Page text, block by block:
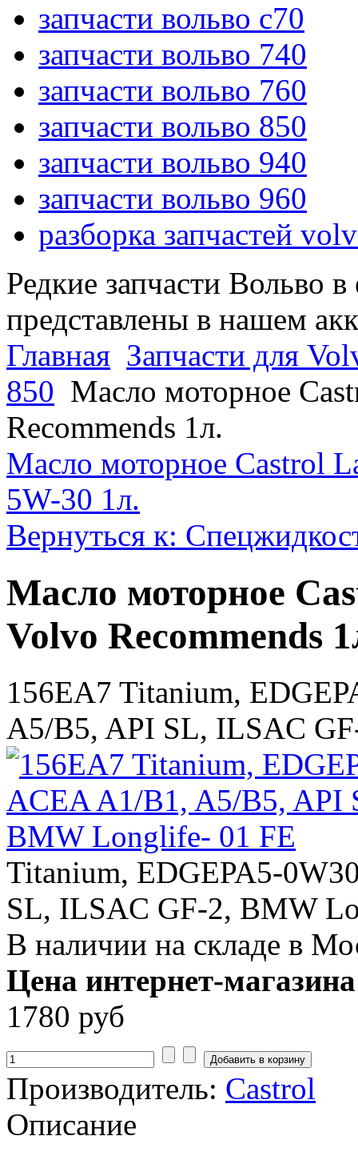
запчасти вольво c70
запчасти вольво 740
запчасти вольво 760
запчасти вольво 850
запчасти вольво 940
запчасти вольво 960
разборка запчастей
Редкие запчасти Вольво
представлены в нашем
Главная Запчасти для
850 Масло моторное
Recommends 1л.
Масло моторное Castrol
5W-30 1л.
Вернуться к:
Масло моторное
Volvo Recommends
156EA7 Titanium,
A5/B5, API SL, ILSAC
Titanium, EDGEPA5-
SL, ILSAC GF-2, BMW
В наличии на складе в
Цена интернет-
1780 руб
Производитель: Castrol
Описание